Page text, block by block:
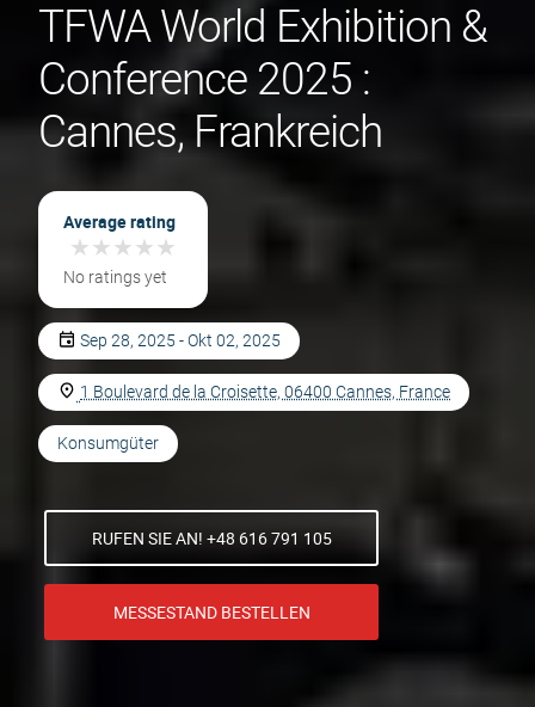
TFWA World Exhibition &
Conference 2025 :
Cannes, Frankreich
Average rating
★★★★★
★★★★★
No ratings yet
Sep 28, 2025 - Okt 02, 2025
1 Boulevard de la Croisette, 06400 Cannes, France
Konsumgüter
RUFEN SIE AN! +48 616 791 105
MESSESTAND BESTELLEN